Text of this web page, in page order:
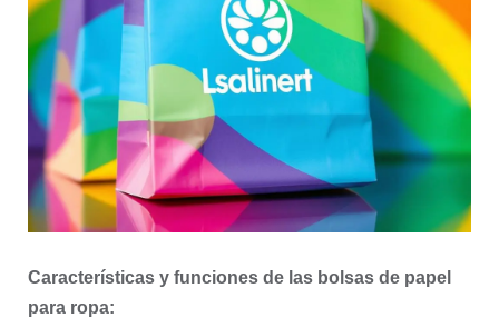
Características y funciones de las bolsas de papel
para ropa: